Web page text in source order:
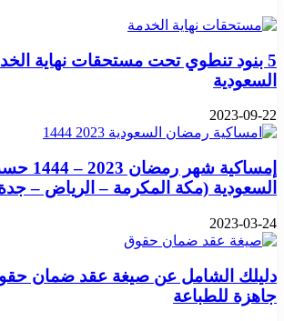
5 بنود تنطوي تحت مستحقات نهاية
السعودية
2023-09-22
إمساكية
السعودية (مكة المكرمة – الرياض –
2023-03-24
جاهزة للطباعة